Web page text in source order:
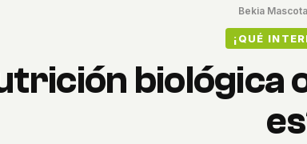
Bekia
¡QUÉ
biológica